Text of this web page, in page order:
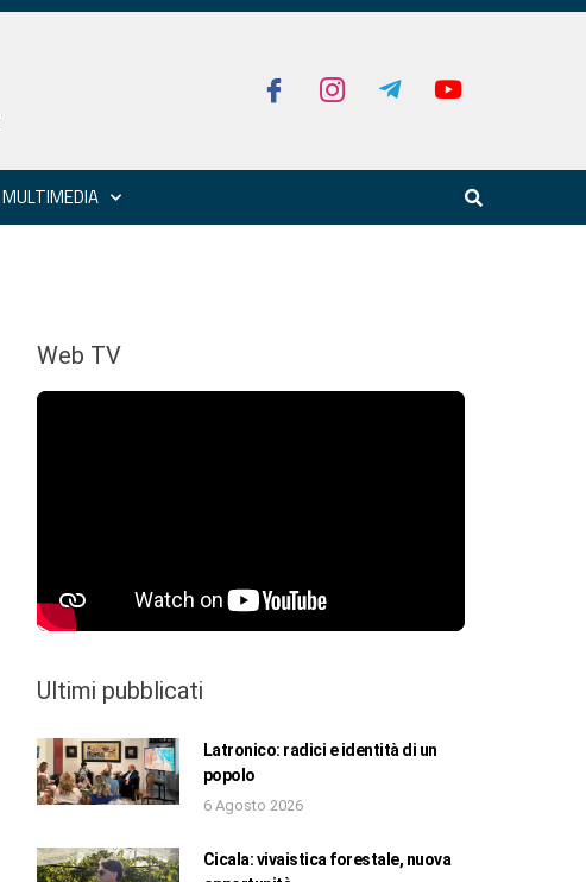
MULTIMEDIA
Web TV
Ultimi pubblicati
Latronico: radici e identità di un
popolo
6 Agosto 2026
Cicala: vivaistica forestale, nuova